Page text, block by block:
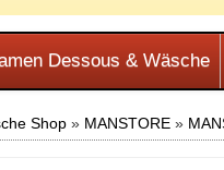
Dessous & Wäsche
Shop » MANSTORE»